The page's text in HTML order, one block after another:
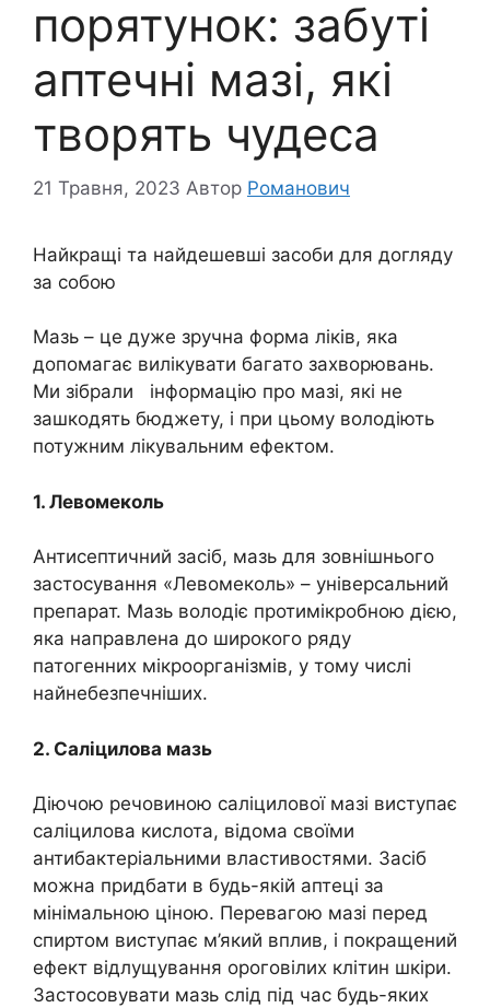
порятунок: забуті
аптечні мазі, які
творять чудеса
21 Травня, 2023 Автор Романович
Найкращі та найдешевші засоби для догляду
за собою
Мазь – це дуже зручна форма ліків, яка
допомагає вилікувати багато захворювань.
Ми зібрали інформацію про мазі, які не
зашкодять бюджету, і при цьому володіють
потужним лікувальним ефектом.
1. Левомеколь
Антисептичний засіб, мазь для зовнішнього
застосування «Левомеколь» – універсальний
препарат. Мазь володіє протимікробною дією,
яка направлена до широкого ряду
патогенних мікроорганізмів, у тому числі
найнебезпечніших.
2. Саліцилова мазь
Діючою речовиною саліцилової мазі виступає
саліцилова кислота, відома своїми
антибактеріальними властивостями. Засіб
можна придбати в будь-якій аптеці за
мінімальною ціною. Перевагою мазі перед
спиртом виступає м’який вплив, і покращений
ефект відлущування ороговілих клітин шкіри.
Застосовувати мазь слід під час будь-яких